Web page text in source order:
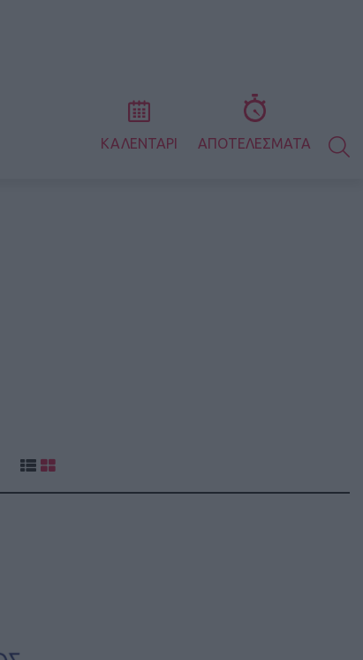
ΚΑΛΕΝΤΑΡΙ ΑΠΟΤΕΛΕΣΜΑΤΑ